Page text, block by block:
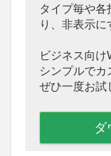
タイプ毎や各
り、非表示に
ビジネス向
シンプルでカ
ぜひ一度お試
ダ